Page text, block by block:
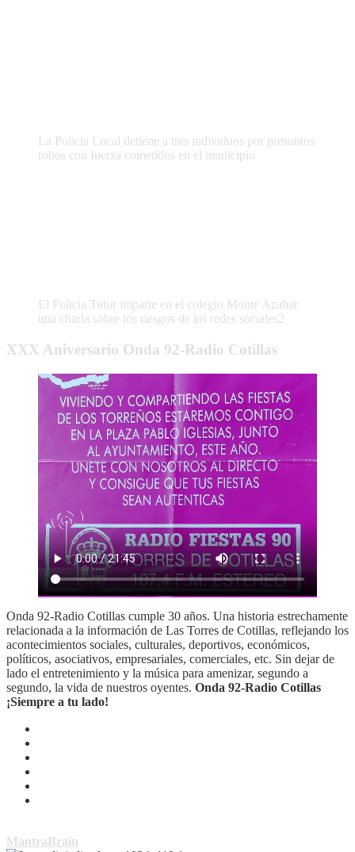
La Policia Local detiene a tres individuos por presuntos
robos con fuerza cometidos en el municipio
El Policia Tutor imparte en el colegio Monte Azahar
una charla sobre los riesgos de las redes sociales2
XXX Aniversario Onda 92-Radio Cotillas
Onda 92-Radio Cotillas cumple 30 años. Una historia estrechamente
relacionada a la información de Las Torres de Cotillas, reflejando los
acontecimientos sociales, culturales, deportivos, económicos,
políticos, asociativos, empresariales, comerciales, etc. Sin dejar de
lado el entretenimiento y la música para amenizar, segundo a
segundo, la vida de nuestros oyentes. Onda 92-Radio Cotillas
¡Siempre a tu lado!
MantraBrain